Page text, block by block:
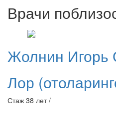
Врачи
Жолнин Игорь
Лор
Стаж 38 лет /